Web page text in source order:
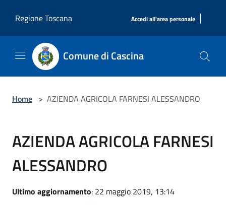
Regione Toscana
Accedi all'area personale |
Comune di Cascina
Home > AZIENDA AGRICOLA FARNESI ALESSANDRO
AZIENDA AGRICOLA FARNESI
ALESSANDRO
Ultimo aggiornamento: 22 maggio 2019, 13:14